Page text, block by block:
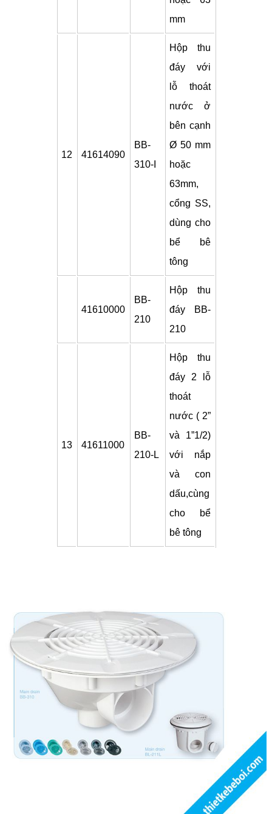
mm
12 41614090
BB-
310-I
Hộp thu
đáy với
lỗ thoát
nước ở
bên cạnh
Ø 50 mm
hoặc
63mm,
cổng SS,
dùng cho
bể bê
tông
41610000
BB-
210
Hộp thu
đáy BB-
210
13 41611000
BB-
210-L
Hộp thu
đáy 2 lỗ
thoát
nước ( 2”
và 1”1/2)
với nắp
và con
dấu,cùng
cho bể
bê tông